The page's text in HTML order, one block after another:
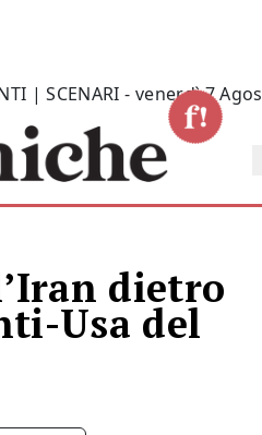
| SCENARI - venerdì 7
dietro
Usa del